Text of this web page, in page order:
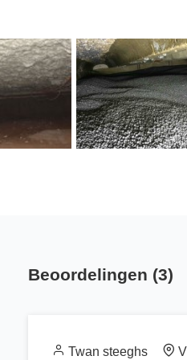
Beoordelingen (3)
Twan steeghs